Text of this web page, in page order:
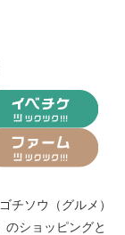
ゴチソウ（グルメ）
のショッピングと